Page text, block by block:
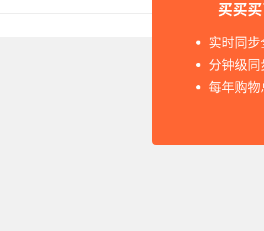
买买
实时同
分钟级
每年购